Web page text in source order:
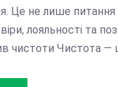
Це не лише
лояльності та
чистоти Чистота —